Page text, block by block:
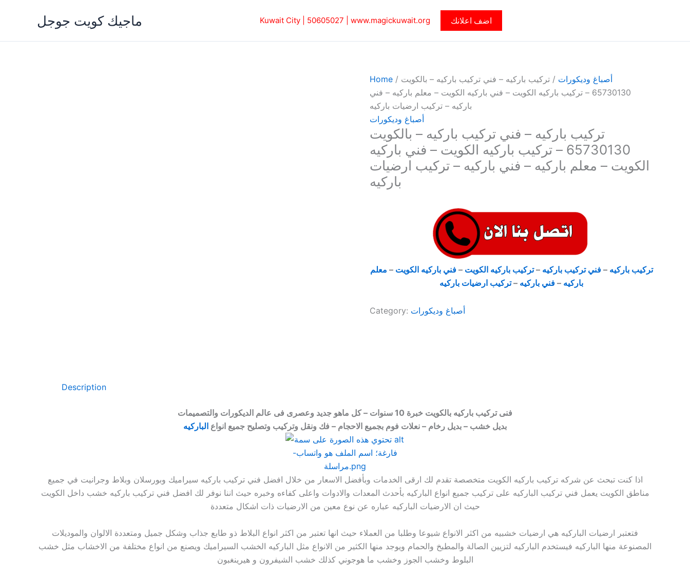
ماجيك كويت جوجل Kuwait City | 50605027‎ www.magickuwait.org اضف اعلانك
Home / أصباغ وديكورات / تركيب باركيه – فني تركيب باركيه – بالكويت
65730130 – تركيب باركيه الكويت – فني باركيه الكويت – معلم باركيه – فني
باركيه – تركيب ارضيات باركيه
أصباغ وديكورات
تركيب باركيه – فني تركيب باركيه – بالكويت
65730130 – تركيب باركيه الكويت – فني باركيه
الكويت – معلم باركيه – فني باركيه – تركيب ارضيات
باركيه
تركيب باركيه –فني تركيب باركيه –تركيب باركيه الكويت –فني باركيه الكويت – معلم
باركيه – فني باركيه –تركيب ارضيات باركيه
Category: أصباغ وديكورات
Description
فنى تركيب باركيه بالكويت خبرة 10 سنوات – كل ماهو جديد وعصرى فى عالم الديكورات والتصميمات
بديل خشب – بديل رخام – نعلات فوم بجميع الاحجام – فك ونقل وتركيب وتصليح جميع انواع الباركيه
اذا كنت تبحث عن شركه تركيب باركيه الكويت متخصصة تقدم لك ارقى الخدمات وبأفضل الاسعار من خلال افضل فني تركيب باركيه سيراميك وبورسلان وبلاط وجرانيت في جميع
مناطق الكويت يعمل فني تركيب الباركيه على تركيب جميع انواع الباركيه بأحدث المعدات والادوات واعلى كفاءه وخبره حيث اننا نوفر لك افضل فني تركيب باركيه خشب داخل الكويت
حيث ان الارضيات الباركيه عباره عن نوع معين من الارضيات ذات اشكال متعددة
فتعتبر ارضيات الباركيه هي ارضيات خشبيه من اكثر الانواع شيوعا وطلبا من العملاء حيث انها تعتبر من اكثر انواع البلاط ذو طابع جذاب وشكل جميل ومتعددة الالوان والموديلات
المصنوعة منها الباركيه فيستخدم الباركيه لتزيين الصالة والمطبخ والحمام ويوجد منها الكثير من الانواع مثل الباركيه الخشب السيراميك ويصنع من انواع مختلفة من الاخشاب مثل خشب
البلوط وخشب الجوز وخشب ما هوجوني كذلك خشب الشيفرون و هيرينغبون